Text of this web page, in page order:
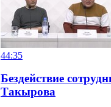
44:35
Бездействие
Такырова